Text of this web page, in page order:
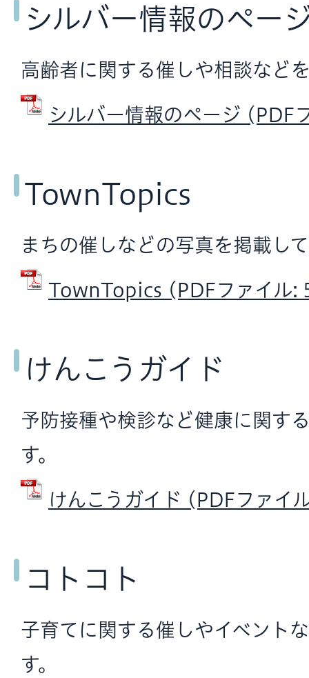
シルバー情報のペー
高齢者に関する催しや相談など
シルバー情報のページ (PDF
TownTopics
まちの催しなどの写真を掲載し
TownTopics (PDFファイル:
けんこうガイド
予防接種や検診など健康に関す
す。
けんこうガイド (PDFファイ
コトコト
子育てに関する催しやイベント
す。